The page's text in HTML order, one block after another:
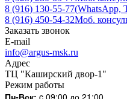
8 (916) 130-55-77(WhatsApp,
8 (916) 450-54-32Моб.
Заказать звонок
E-mail
info@argus-msk.ru
Адрес
ТЦ "Каширский двор-1"
Режим работы
Пн-Вск: c 09:00 до 21:00